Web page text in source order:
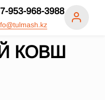
953-968-3988
КОВШ